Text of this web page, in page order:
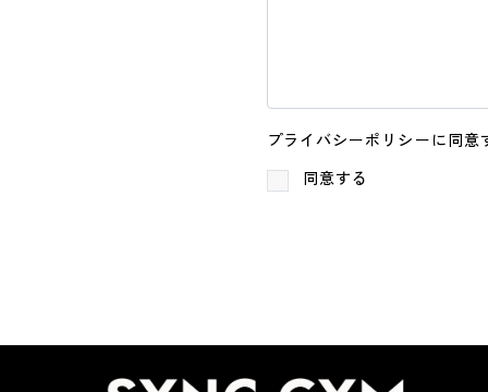
プライバシーポリシーに同意
同意する